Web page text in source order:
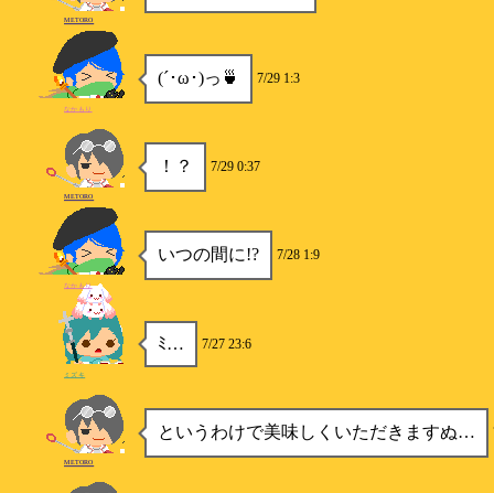
METORO
(´･ω･)っ🍵 7/29 1:3
なかもり
！？ 7/29 0:37
METORO
いつの間に!? 7/28 1:9
なかもり
ﾐ… 7/27 23:6
ミズキ
というわけで美味しくいただきますぬ…
METORO